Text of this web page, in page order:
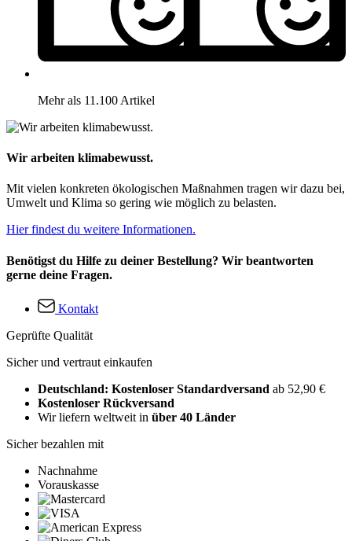
Mehr als 11.100 Artikel
Wir arbeiten klimabewusst.
Mit vielen konkreten ökologischen Maßnahmen tragen wir dazu bei,
Umwelt und Klima so gering wie möglich zu belasten.
Hier findest du weitere Informationen.
Benötigst du Hilfe zu deiner Bestellung? Wir beantworten
gerne deine Fragen.
Kontakt
Geprüfte Qualität
Sicher und vertraut einkaufen
Deutschland: Kostenloser Standardversand ab 52,90 €
Kostenloser Rückversand
Wir liefern weltweit in über 40 Länder
Sicher bezahlen mit
Nachnahme
Vorauskasse